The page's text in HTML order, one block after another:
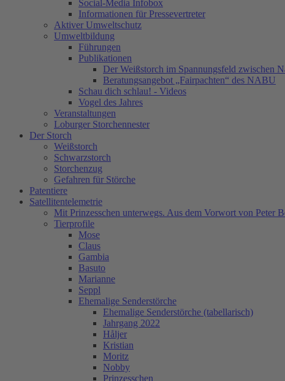
Social-Media Infobox
Informationen für Pressevertreter
Aktiver Umweltschutz
Umweltbildung
Führungen
Publikationen
Der Weißstorch im Spannungsfeld zwischen
Beratungsangebot „Fairpachten“ des NABU
Schau dich schlau! - Videos
Vogel des Jahres
Veranstaltungen
Loburger Storchennester
Der Storch
Weißstorch
Schwarzstorch
Storchenzug
Gefahren für Störche
Patentiere
Satellitentelemetrie
Mit Prinzesschen unterwegs. Aus dem Vorwort von Peter
Tierprofile
Mose
Claus
Gambia
Basuto
Marianne
Seppl
Ehemalige Senderstörche
Ehemalige Senderstörche (tabellarisch)
Jahrgang 2022
Håljer
Kristian
Moritz
Nobby
Prinzesschen